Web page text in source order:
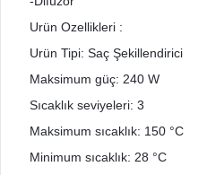
Urün Ozellikleri :
Urün Tipi: Saç Şekillendirici
Maksimum güç: 240 W
Sıcaklık seviyeleri: 3
Maksimum sıcaklık: 150 °C
Minimum sıcaklık: 28 °C